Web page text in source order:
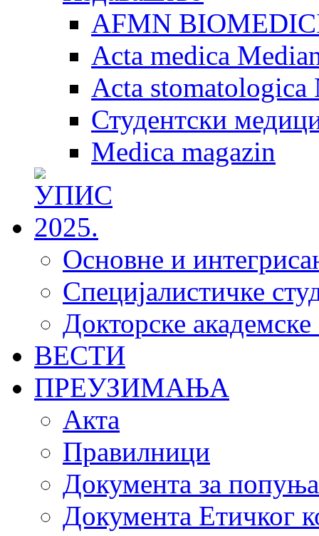
AFMN
Acta medica
Acta stomatologica
Студентски
Medica magazin
Основне и
Специјалистичке
Докторске академске
ВЕСТИ
ПРЕУЗИМАЊА
Акта
Правилници
Документа за
Документа Етичког